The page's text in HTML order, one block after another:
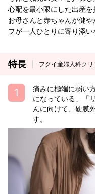
心配を最小限にした出産を
お母さんと赤ちゃんが健
フが一人ひとりに寄り添い
特長 フクイ産婦人科クリ
痛みに極端に弱い
になっている」「
んに向けて、硬膜
す。